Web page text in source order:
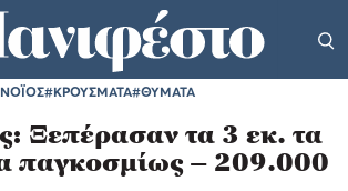
#ΚΡΟΥΣΜΑΤΑ#ΘΥΜΑΤΑ
Ξεπέρασαν τα 3 εκ. τα
παγκοσμίως – 209.000